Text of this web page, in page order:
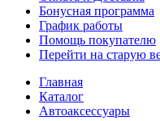
Бонусная программа
График работы
Помощь покупателю
Перейти на старую
Главная
Каталог
Автоаксессуары